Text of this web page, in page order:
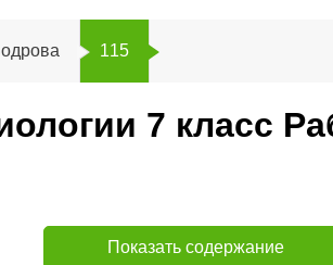
115
7 класс
Показать содержание